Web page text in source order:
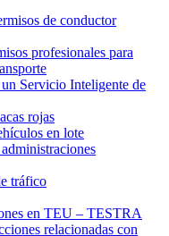
de conductor
profesionales para
Servicio Inteligente de
rojas
en lote
tráfico
en TEU – TESTRA
relacionadas con